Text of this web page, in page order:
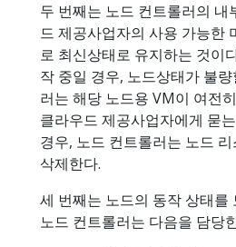
두 번째는 노드 컨트롤러의 내
드 제공사업자의 사용 가능한
로 최신상태로 유지하는 것이
작 중일 경우, 노드상태가 불
러는 해당 노드용 VM이 여전
클라우드 제공사업자에게 묻
경우, 노드 컨트롤러는 노드
삭제한다.
세 번째는 노드의 동작 상태를
노드 컨트롤러는 다음을 담당